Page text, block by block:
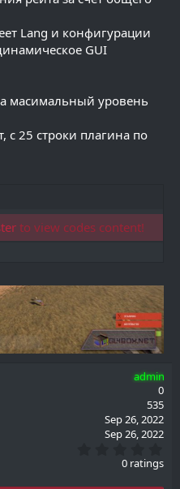
Lang и конфигурации
GUI
масимальный уровень
с 25 строки плагина по
to view codes content!
admin
0
535
Sep 26, 2022
Sep 26, 2022
.
0
0 ratings